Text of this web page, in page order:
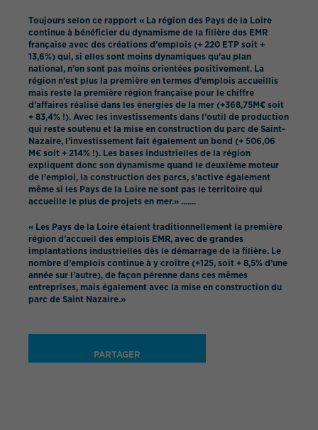
Toujours selon ce rapport « La région des Pays de la Loire
continue à bénéficier du dynamisme de la filière des EMR
française avec des créations d’emplois (+ 220 ETP soit +
13,6%) qui, si elles sont moins dynamiques qu’au plan
national, n’en sont pas moins orientées positivement. La
région n’est plus la première en termes d’emplois accueillis
mais reste la première région française pour le chiffre
d’affaires réalisé dans les énergies de la mer (+368,75M€ soit
+ 83,4% !). Avec les investissements dans l’outil de production
qui reste soutenu et la mise en construction du parc de Saint-
Nazaire, l’investissement fait également un bond (+ 506,06
M€ soit + 214% !). Les bases industrielles de la région
expliquent donc son dynamisme quand le deuxième moteur
de l’emploi, la construction des parcs, s’active également
même si les Pays de la Loire ne sont pas le territoire qui
accueille le plus de projets en mer.» .......
« Les Pays de la Loire étaient traditionnellement la première
région d’accueil des emplois EMR, avec de grandes
implantations industrielles dès le démarrage de la filière. Le
nombre d’emplois continue à y croître (+125, soit + 8,5% d’une
année sur l’autre), de façon pérenne dans ces mêmes
entreprises, mais également avec la mise en construction du
parc de Saint Nazaire.»
PARTAGER